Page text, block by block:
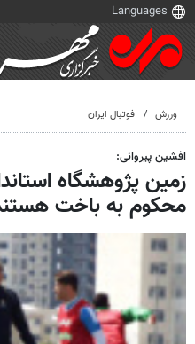
ورزش فوتبال ایران
افشین پیروانی:
زمین پژوهشگاه
محکوم به باخت